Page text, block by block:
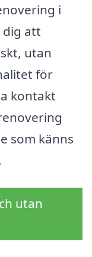
i
dig att
utan
för
kontakt
som känns
utan